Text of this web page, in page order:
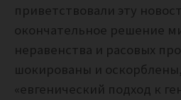
приветствовали эту
окончательное решение
неравенства и расовых
шокированы и
«евгенический подход к